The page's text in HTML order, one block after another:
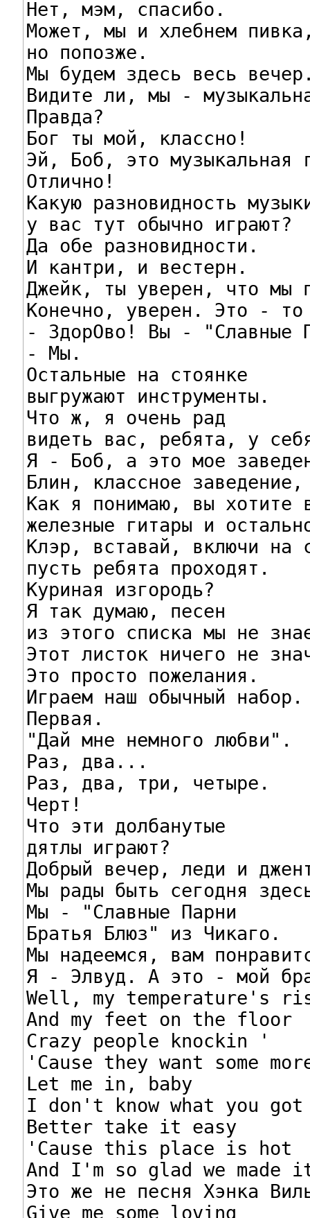
Нет, мэм, спасибо.
Может, мы и хлебнем
но попозже.
Мы будем здесь весь
Видите ли, мы -
Правда?
Бог ты мой, классно!
Эй, Боб, это музыкальная
Отлично!
Какую разновидность
у вас тут обычно играют?
Да обе разновидности.
И кантри, и вестерн.
Джейк, ты уверен, что мы
Конечно, уверен. Это - то
- ЗдорОво! Вы - "Славные
- Мы.
Остальные на стоянке
выгружают инструменты.
Что ж, я очень рад
видеть вас, ребята, у
Я - Боб, а это мое
Блин, классное
Как я понимаю, вы хотите
железные гитары и
Клэр, вставай, включи на
пусть ребята проходят.
Куриная изгородь?
Я так думаю, песен
из этого списка мы не
Этот листок ничего не
Это просто пожелания.
Играем наш обычный набор.
Первая.
"Дай мне немного любви".
Раз, два...
Раз, два, три, четыре.
Черт!
Что эти долбанутые
дятлы играют?
Добрый вечер, леди и
Мы рады быть сегодня
Мы - "Славные Парни
Братья Блюз" из Чикаго.
Мы надеемся, вам
Я - Элвуд. А это - мой
Well, my temperature's
And my feet on the floor
Crazy people knockin '
'Cause they want some
Let me in, baby
I don't know what you got
Better take it easy
'Cause this place is hot
And I'm so glad we made
Это же не песня Хэнка
Give me some loving